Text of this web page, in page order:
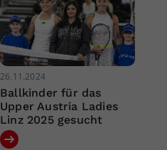
26.11.2024
Ballkinder für das
Upper Austria Ladies
Linz 2025 gesucht